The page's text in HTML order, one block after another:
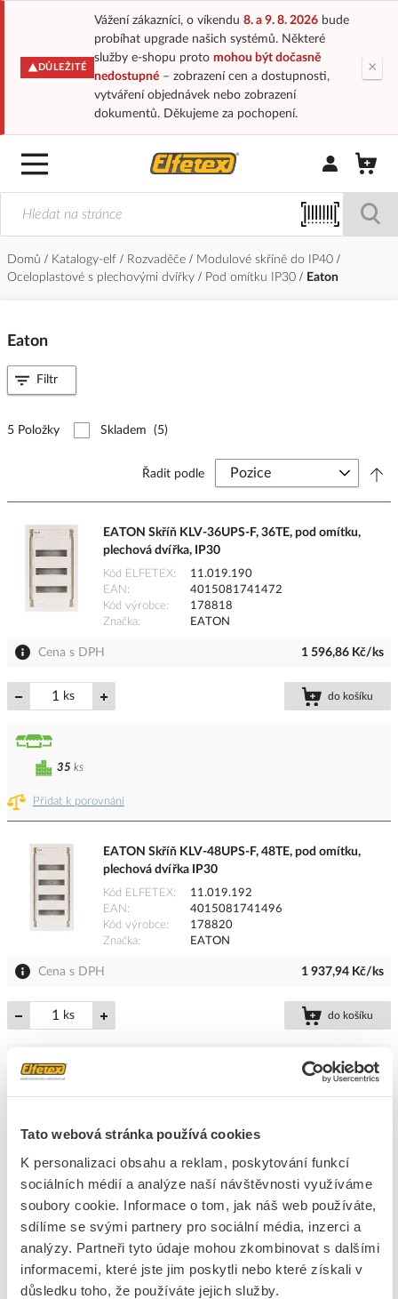
Tato webová stránka používá cookies
K personalizaci obsahu a reklam, poskytování funkcí
sociálních médií a analýze naší návštěvnosti využíváme
soubory cookie. Informace o tom, jak náš web používáte,
sdílíme se svými partnery pro sociální média, inzerci a
analýzy. Partneři tyto údaje mohou zkombinovat s dalšími
informacemi, které jste jim poskytli nebo které získali v
důsledku toho, že používáte jejich služby.
DŮLEŽITÉ
Vážení zákazníci, o víkendu 8. a 9. 8. 2026bude
probíhat upgrade našich systémů. Některé
služby e-shopu proto mohou být dočasně
nedostupné– zobrazení cen a dostupnosti,
vytváření objednávek nebo zobrazení
dokumentů. Děkujeme za pochopení.
×
Přihlásit/
Domů Katalogy-elf Rozvaděče
Modulové skříně do IP40
Oceloplastové s plechovými dvířky
Pod omítku IP30 Eaton
Eaton
5 Položky Skladem (5)
Řadit podle
EATON Skříň KLV-36UPS-F, 36TE, pod omítku,
plechová dvířka, IP30
Kód ELFETEX
11.019.190
EAN
4015081741472
Kód výrobce
178818
Značka
EATON
Cena s DPH 1 596,86 Kč/ks
ks do košíku
Přidat k porovnání
35 ks
EATON Skříň KLV-48UPS-F, 48TE, pod omítku,
plechová dvířka IP30
Kód ELFETEX
11.019.192
EAN
4015081741496
Kód výrobce
178820
Značka
EATON
Cena s DPH 1 937,94 Kč/ks
ks do košíku
EATON Skříň KLV-24UPS-F, 24TE, pod omítku,
plechová dvířka, IP30
Kód ELFETEX
11.019.189
EAN
4015081741458
Kód výrobce
178816
Cena s DPH
Filtr